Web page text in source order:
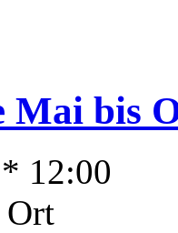
Mai bis
12:00